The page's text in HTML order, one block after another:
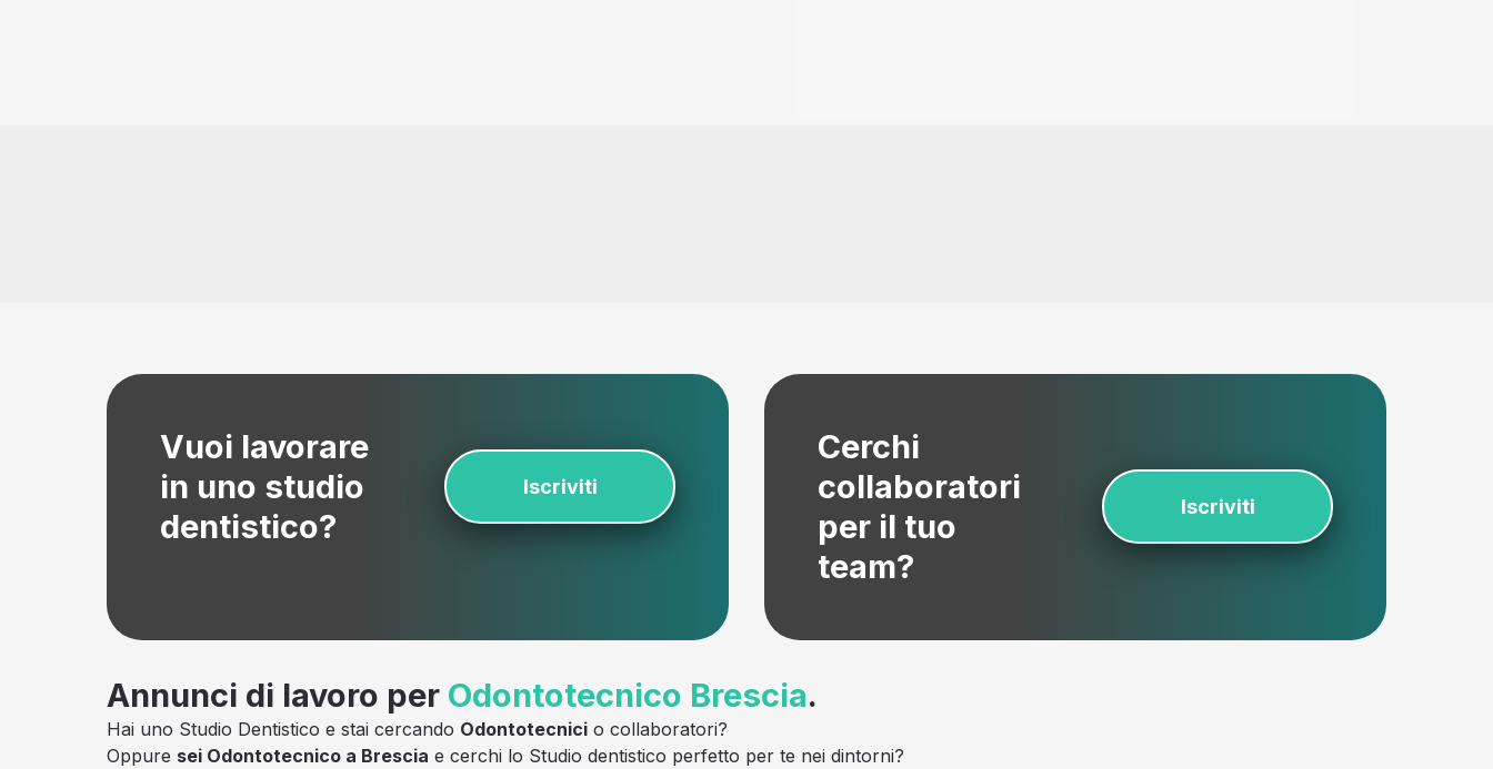
Vuoi lavorare
in uno studio
dentistico?
Iscriviti
Cerchi
collaboratori
per il tuo
team?
Iscriviti
Annunci di lavoro per Odontotecnico Brescia.
Hai uno Studio Dentistico e stai cercando Odontotecnici o collaboratori?
Oppure sei Odontotecnico a Brescia e cerchi lo Studio dentistico perfetto per te nei dintorni?